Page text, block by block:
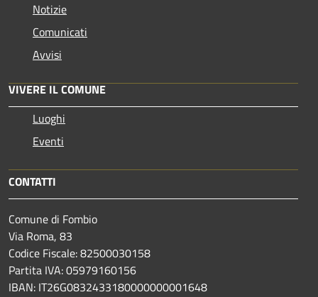
Notizie
Comunicati
Avvisi
VIVERE IL COMUNE
Luoghi
Eventi
CONTATTI
Comune di Fombio
Via Roma, 83
Codice Fiscale: 82500030158
Partita IVA: 05979160156
IBAN: IT26G0832433180000000001648